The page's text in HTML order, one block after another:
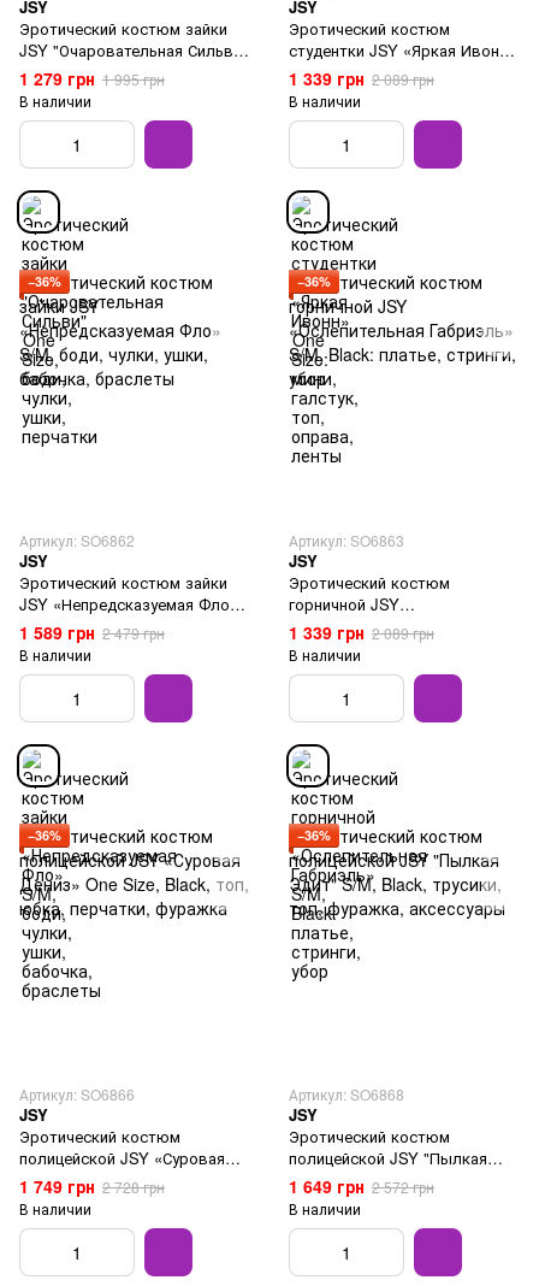
JSY
Эротический костюм зайки
JSY "Очаровательная Сильви"
One Size, боди, чулки, ушки,
перчатки
1 279 грн 1 995 грн
В наличии
JSY
Эротический костюм
студентки JSY «Яркая Ивонн»
One Size: мини, галстук, топ,
оправа, ленты
1 339 грн 2 089 грн
В наличии
−36%
Артикул: SO6862
JSY
Эротический костюм зайки
JSY «Непредсказуемая Фло»
S/M, боди, чулки, ушки,
бабочка, браслеты
1 589 грн 2 479 грн
В наличии
−36%
Артикул: SO6863
JSY
Эротический костюм
горничной JSY
«Ослепительная Габриэль»
S/M, Black: платье, стринги,
убор
1 339 грн 2 089 грн
В наличии
−36%
Артикул: SO6866
JSY
Эротический костюм
полицейской JSY «Суровая
Дениз» One Size, Black, топ,
юбка, перчатки, фуражка
1 749 грн 2 728 грн
В наличии
−36%
Артикул: SO6868
JSY
Эротический костюм
полицейской JSY "Пылкая
Эдит" S/M, Black, трусики,
топ, фуражка, аксессуары
1 649 грн 2 572 грн
В наличии